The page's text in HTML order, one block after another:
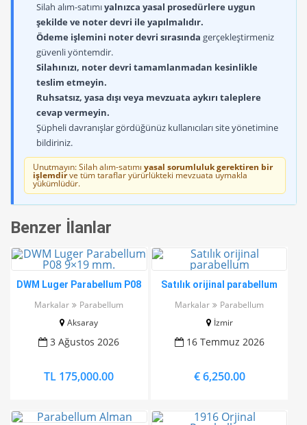
Silah alım-satımıyalnızca yasal prosedürlere uygun
şekilde ve noter devri ile yapılmalıdır.
Ödeme işlemini noter devri sırasında gerçekleştirmeniz
güvenli yöntemdir.
Silahınızı, noter devri tamamlanmadan kesinlikle
teslim etmeyin.
Ruhsatsız, yasa dışı veya mevzuata aykırı taleplere
cevap vermeyin.
Şüpheli davranışlar gördüğünüz kullanıcıları site yönetimine
bildiriniz.
Unutmayın: Silah alım-satımı yasal sorumluluk gerektiren bir
işlemdirve tüm taraflar yürürlükteki mevzuata uymakla
yükümlüdür.
Benzer İlanlar
DWM Luger Parabellum P08
Markalar
Parabellum
Aksaray
3 Ağustos 2026
TL 175,000.00
Satılık orijinal parabellum
Markalar
Parabellum
İzmir
16 Temmuz 2026
€ 6,250.00